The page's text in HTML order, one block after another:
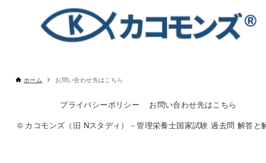
ホーム お問い合わせ先はこちら
プライバシーポリシー
お問い合わせ先はこちら
© カコモンズ（旧 Nスタディ）－管理栄養士国家試験 過去問 解答と